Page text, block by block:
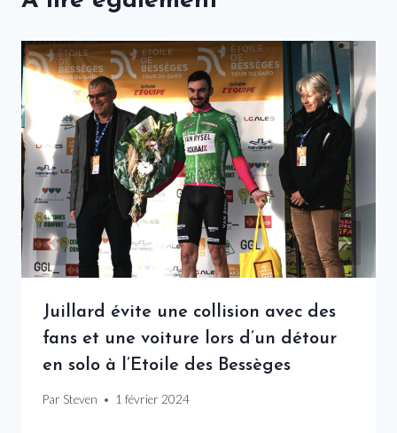
Juillard évite une collision avec des
fans et une voiture lors d’un détour
en solo à l’Etoile des Bessèges
Par Steven 1 février 2024